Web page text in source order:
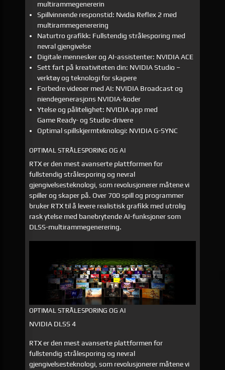
multirammegenererin
Spillvinnende responstid: Nvidia Reflex 2 med
multirammegenerering
Naturtro grafikk: Fullstendig strålesporing med
nevral gjengivelse
Digitale mennesker og AI-assistenter: NVIDIA ACE
Sett fart på kreativiteten din: NVIDIA Studio –
verktøy og teknologi for skapere
Forbedre videoer med AI: NVIDIA Broadcast og
niendegenerasjons NVIDIA-koder
Ytelse og pålitelighet: NVIDIA app med
Game Ready- og Studio-drivere
Optimal spillskjermteknologi: NVIDIA G-SYNC
OPTIMAL STRÅLESPORING OG AI
RTX er den mest avanserte plattformen for
fullstendig strålesporing og nevral
gjengivelsesteknologi, som revolusjonerer måtene vi
spiller og skaper på. Over 700 spill og programmer
bruker RTX til å levere realistisk grafikk med utrolig
rask ytelse med banebrytende AI-funksjoner som
DLSS-multirammegenerering.
OPTIMAL STRÅLESPORING OG AI
NVIDIA DLSS 4
RTX er den mest avanserte plattformen for
fullstendig strålesporing og nevral
gjengivelsesteknologi, som revolusjonerer måtene vi